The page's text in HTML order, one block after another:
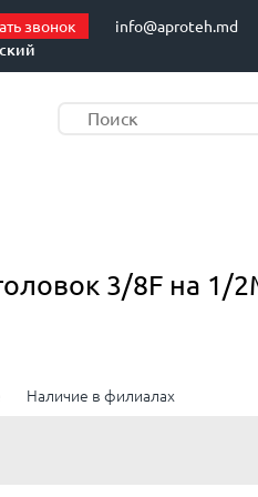
звонок info@aproteh.md
3/8F на 1/
Наличие в филиалах